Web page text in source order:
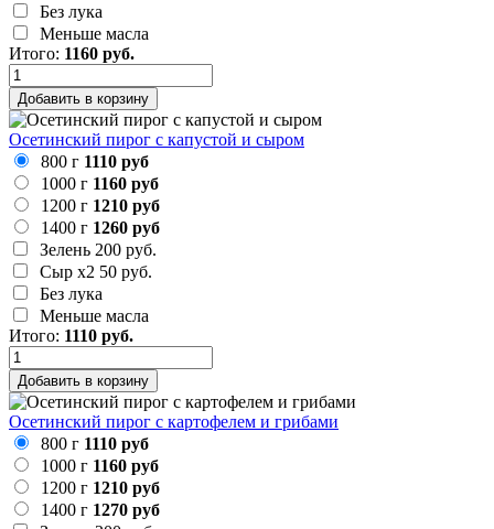
Без лука
Меньше масла
Итого: 1160 руб.
Добавить в корзину
Осетинский пирог с капустой и сыром
800 г 1110 руб
1000 г 1160 руб
1200 г 1210 руб
1400 г 1260 руб
Зелень 200 руб.
Сыр х2 50 руб.
Без лука
Меньше масла
Итого: 1110 руб.
Добавить в корзину
Осетинский пирог с картофелем и грибами
800 г 1110 руб
1000 г 1160 руб
1200 г 1210 руб
1400 г 1270 руб